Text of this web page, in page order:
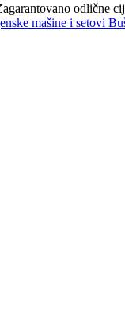
odlične
mašine i setovi